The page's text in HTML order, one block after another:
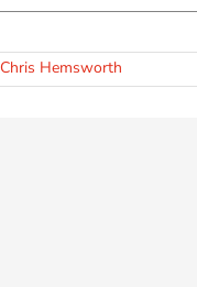
Chris Hemsworth